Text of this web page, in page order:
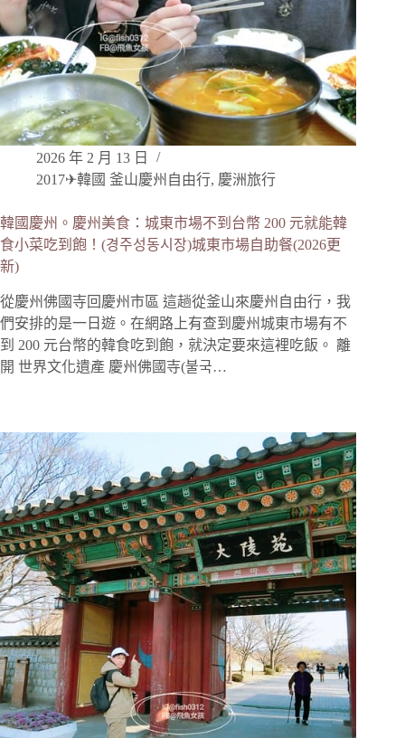
2026 年 2 月 13 日
2017✈韓國 釜山慶州自由行, 慶洲旅行
韓國慶州。慶州美食：城東市場不到台幣 200 元就能韓
食小菜吃到飽！(경주성동시장)城東市場自助餐(2026更
新)
從慶州佛國寺回慶州市區 這趟從釜山來慶州自由行，我
們安排的是一日遊。在網路上有查到慶州城東市場有不
到 200 元台幣的韓食吃到飽，就決定要來這裡吃飯。 離
開 世界文化遺產 慶州佛國寺(불국…